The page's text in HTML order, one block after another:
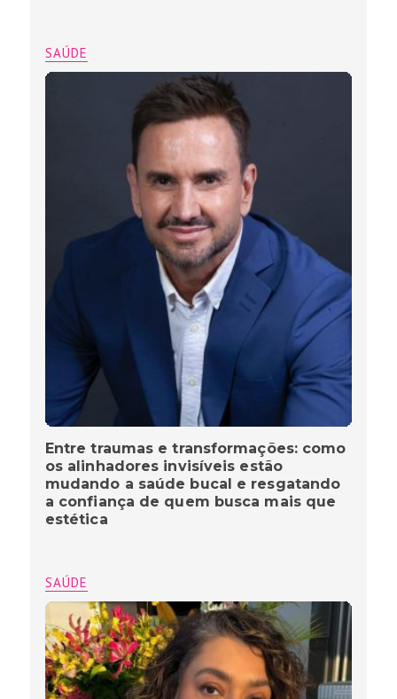
SAÚDE
Entre traumas e transformações: como
os alinhadores invisíveis estão
mudando a saúde bucal e resgatando
a confiança de quem busca mais que
estética
SAÚDE